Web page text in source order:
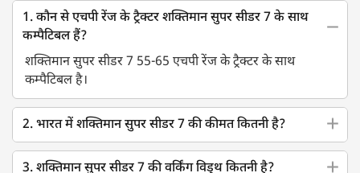
1. कौन से एचपी रेंज के ट्रैक्टर शक्तिमान सुपर सीडर 7 के साथ
कम्पैटिबल हैं?
शक्तिमान सुपर सीडर 7 55-65 एचपी रेंज के ट्रैक्टर के साथ
कम्पैटिबल है।
2. भारत में शक्तिमान सुपर सीडर 7 की कीमत कितनी है?
3. शक्तिमान सुपर सीडर 7 की वर्किंग विड्थ कितनी है?